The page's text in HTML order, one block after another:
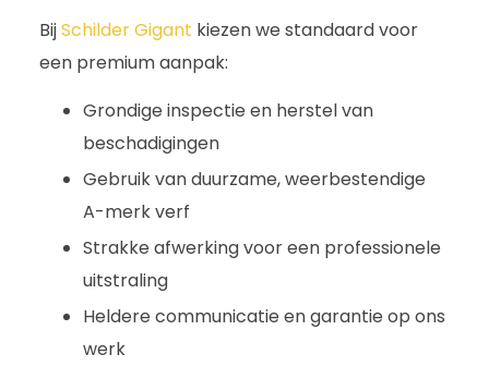
BijSchilder Gigant kiezen we standaard voor
een premium aanpak:
Grondige inspectie en herstel van
beschadigingen
Gebruik van duurzame, weerbestendige
A-merk verf
Strakke afwerking voor een professionele
uitstraling
Heldere communicatie en garantie op ons
werk